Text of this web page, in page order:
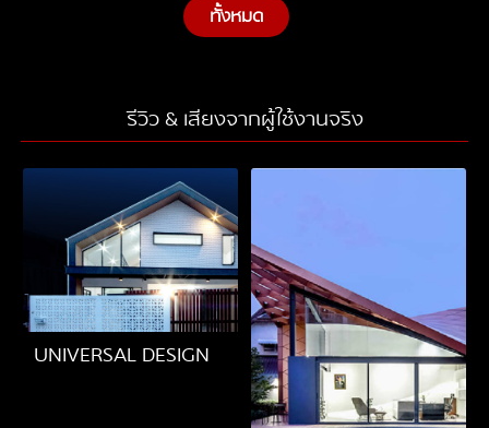
ทั้งหมด
รีวิว & เสียงจากผู้ใช้งานจริง
UNIVERSAL DESIGN